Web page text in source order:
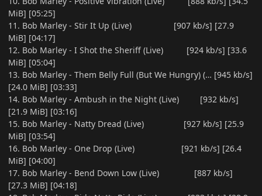
MiB] [05:25]
11. Bob Marley - Stir It Up (Live) [907 kb/s] [27.9
MiB] [04:17]
12. Bob Marley - I Shot the Sheriff (Live) [924 kb/s] [33.6
MiB] [05:04]
13. Bob Marley - Them Belly Full (But We Hungry) (… [945 kb/s]
[24.0 MiB] [03:33]
14. Bob Marley - Ambush in the Night (Live) [932 kb/s]
[21.9 MiB] [03:16]
15. Bob Marley - Natty Dread (Live) [927 kb/s] [25.9
MiB] [03:54]
16. Bob Marley - One Drop (Live) [921 kb/s] [26.4
MiB] [04:00]
17. Bob Marley - Bend Down Low (Live) [887 kb/s]
[27.3 MiB] [04:18]